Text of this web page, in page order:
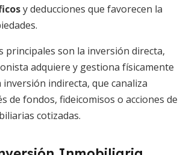
y deducciones que favorecen la
principales son la inversión directa,
adquiere y gestiona físicamente
inversión indirecta, que canaliza
de fondos, fideicomisos o acciones de
cotizadas.